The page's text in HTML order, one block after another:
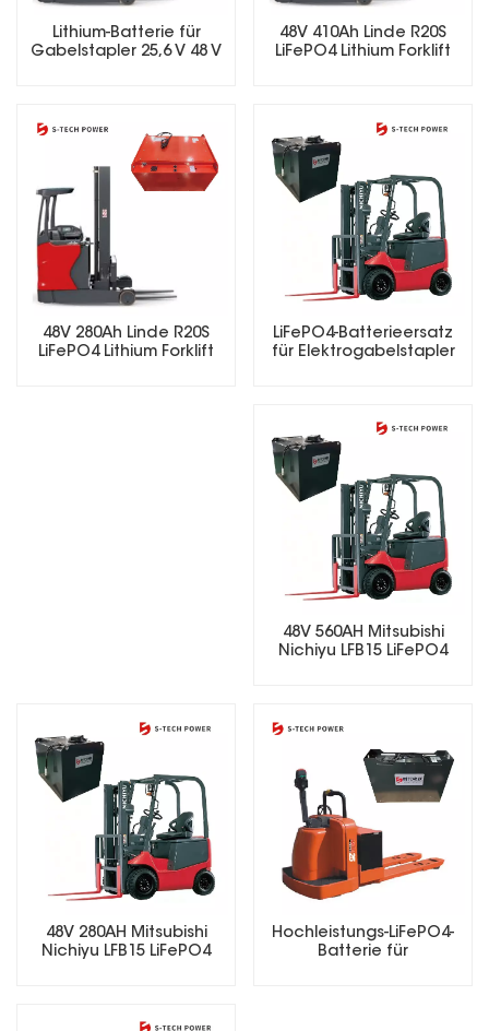
Lithium-Batterie für
Gabelstapler 25,6 V 48 V
Elektrogabelstapler
48V 410Ah Linde R20S
LiFePO4 Lithium Forklift
48V 280Ah Linde R20S
LiFePO4 Lithium Forklift
LiFePO4-Batterieersatz
für Elektrogabelstapler
48V 560AH Mitsubishi
Nichiyu LFB15 LiFePO4
48V 280AH Mitsubishi
Nichiyu LFB15 LiFePO4
Hochleistungs-LiFePO4-
Batterie für